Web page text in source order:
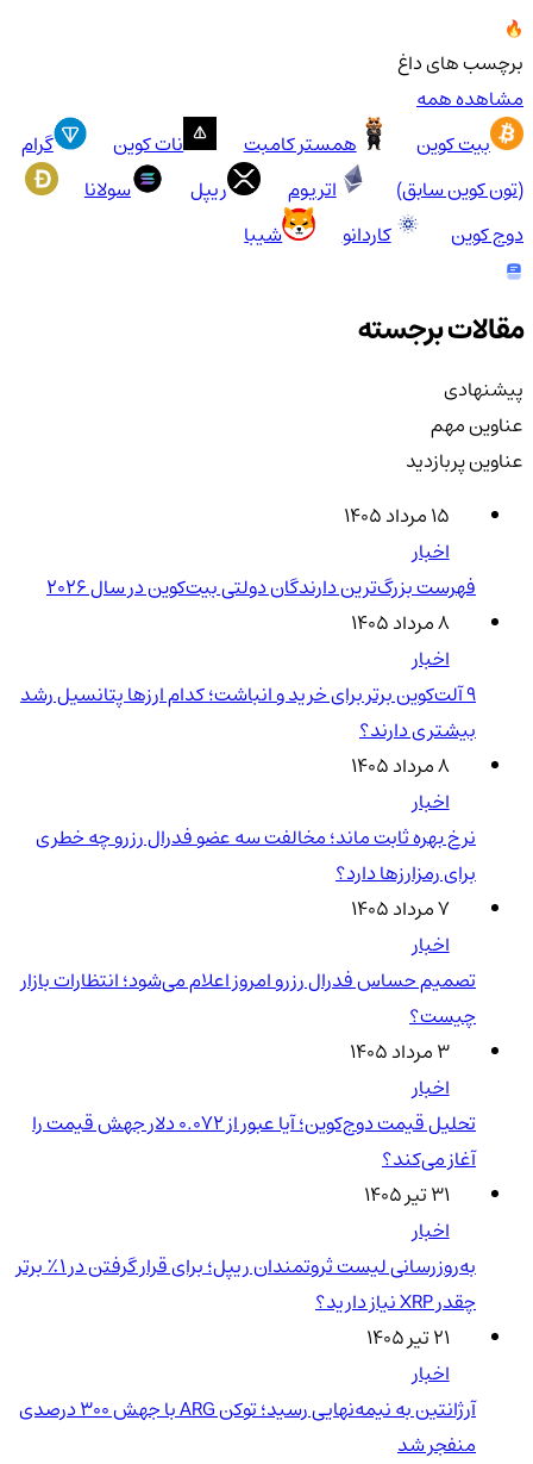
برچسب های داغ
مشاهده همه
بیت کوین
همستر کامبت نات کوین
گرام
(تون کوین سابق)
اتریوم ریپل
سولانا
دوج کوین
کاردانو شیبا
مقالات برجسته
پیشنهادی
عناوین مهم
عناوین پربازدید
۱۵ مرداد ۱۴۰۵
اخبار
فهرست بزرگ‌ترین دارندگان دولتی بیت‌کوین در سال 2026
۸ مرداد ۱۴۰۵
اخبار
۹ آلت‌کوین برتر برای خرید و انباشت؛ کدام ارزها پتانسیل رشد
بیشتری دارند؟
۸ مرداد ۱۴۰۵
اخبار
نرخ بهره ثابت ماند؛ مخالفت سه عضو فدرال رزرو چه خطری
برای رمزارزها دارد؟
۷ مرداد ۱۴۰۵
اخبار
تصمیم حساس فدرال رزرو امروز اعلام می‌شود؛ انتظارات بازار
چیست؟
۳ مرداد ۱۴۰۵
اخبار
تحلیل قیمت دوج‌کوین؛ آیا عبور از ۰.۰۷۲ دلار جهش قیمت را
آغاز می‌کند؟
۳۱ تیر ۱۴۰۵
اخبار
به‌روزرسانی لیست ثروتمندان ریپل؛ برای قرار گرفتن در ۱٪ برتر
چقدر XRP نیاز دارید؟
۲۱ تیر ۱۴۰۵
اخبار
آرژانتین به نیمه‌نهایی رسید؛ توکن ARG با جهش ۳۰۰ درصدی
منفجر شد